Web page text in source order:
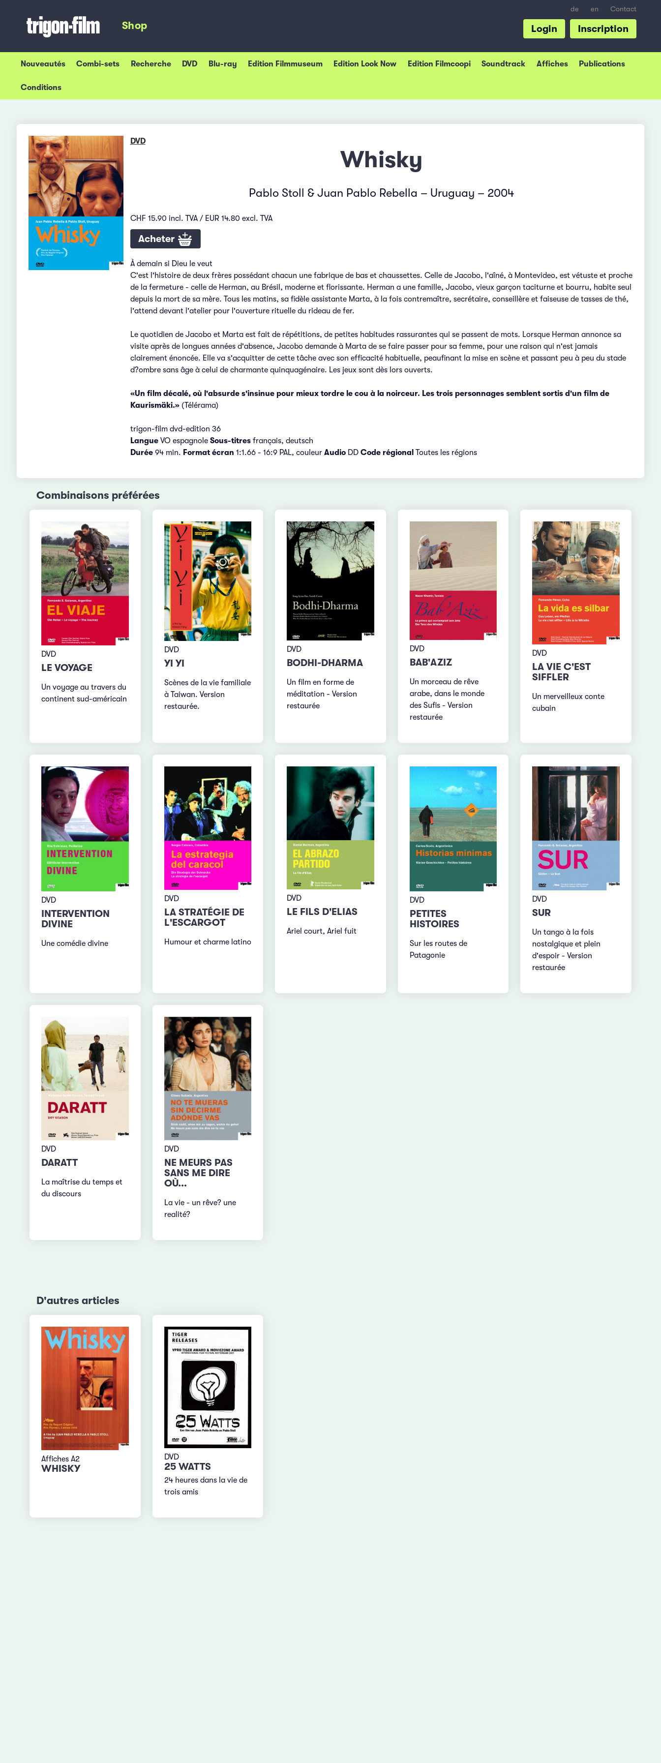
de en Contact
Shop Inscription
Login
Nouveautés Combi-sets Recherche DVD Blu-ray Edition Filmmuseum Edition Look Now Edition Filmcoopi Soundtrack Affiches Publications
Conditions
DVD
Whisky
Pablo Stoll & Juan Pablo Rebella – Uruguay – 2004
CHF 15.90 incl. TVA / EUR 14.80 excl. TVA
Acheter
À demain si Dieu le veut
C'est l'histoire de deux frères possédant chacun une fabrique de bas et chaussettes. Celle de Jacobo, l'aîné, à Montevideo, est vétuste et proche
de la fermeture - celle de Herman, au Brésil, moderne et florissante. Herman a une famille, Jacobo, vieux garçon taciturne et bourru, habite seul
depuis la mort de sa mère. Tous les matins, sa fidèle assistante Marta, à la fois contremaître, secrétaire, conseillère et faiseuse de tasses de thé,
l'attend devant l'atelier pour l'ouverture rituelle du rideau de fer.
Le quotidien de Jacobo et Marta est fait de répétitions, de petites habitudes rassurantes qui se passent de mots. Lorsque Herman annonce sa
visite après de longues années d'absence, Jacobo demande à Marta de se faire passer pour sa femme, pour une raison qui n'est jamais
clairement énoncée. Elle va s'acquitter de cette tâche avec son efficacité habituelle, peaufinant la mise en scène et passant peu à peu du stade
d?ombre sans âge à celui de charmante quinquagénaire. Les jeux sont dès lors ouverts.
«Un film décalé, où l'absurde s'insinue pour mieux tordre le cou à la noirceur. Les trois personnages semblent sortis d'un film de
Kaurismäki.»(Télérama)
trigon-film dvd-edition 36
LangueVO espagnole Sous-titresfrançais, deutsch
Durée94 min. Format écran 1:1.66 - 16:9 PAL, couleur AudioDD Code régional Toutes les régions
Combinaisons préférées
DVD
LE VOYAGE
Un voyage au travers du
continent sud-américain
DVD
YI YI
Scènes de la vie familiale
à Taiwan. Version
restaurée.
DVD
BODHI-DHARMA
Un film en forme de
méditation - Version
restaurée
DVD
BAB'AZIZ
Un morceau de rêve
arabe, dans le monde
des Sufis - Version
restaurée
DVD
LA VIE C'EST
SIFFLER
Un merveilleux conte
cubain
DVD
INTERVENTION
DIVINE
Une comédie divine
DVD
LA STRATÉGIE DE
L'ESCARGOT
Humour et charme latino
DVD
LE FILS D'ELIAS
Ariel court, Ariel fuit
DVD
PETITES
HISTOIRES
Sur les routes de
Patagonie
DVD
SUR
Un tango à la fois
nostalgique et plein
d'espoir - Version
restaurée
DVD
DARATT
La maîtrise du temps et
du discours
DVD
NE MEURS PAS
SANS ME DIRE
OÙ...
La vie - un rêve? une
realité?
D'autres articles
Affiches A2
WHISKY
DVD
25 WATTS
24 heures dans la vie de
trois amis